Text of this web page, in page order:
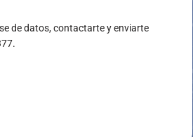
de datos, contactarte y enviarte